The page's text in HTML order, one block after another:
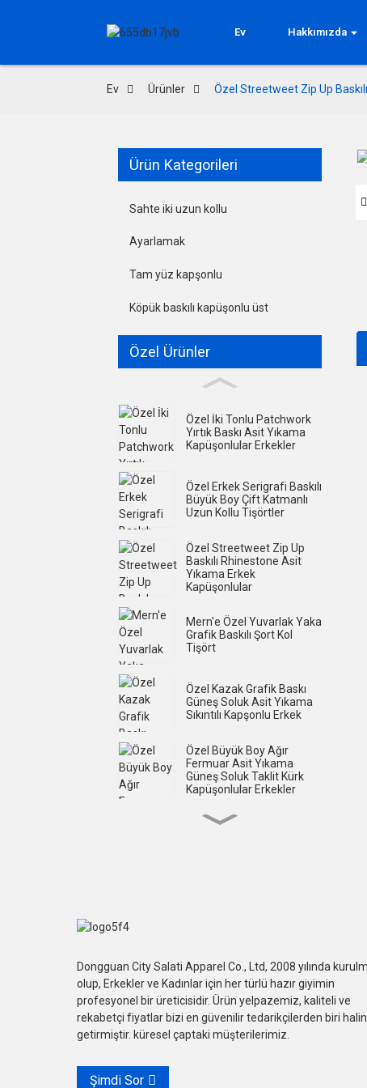
Ev Hakkımızda
Ev Ürünler Özel Streetweet Zip Up
Ürün Kategorileri
Sahte iki uzun kollu
Ayarlamak
Tam yüz kapşonlu
Köpük baskılı kapüşonlu üst
Özel Ürünler
Özel İki Tonlu Patchwork
Yırtık Baskı Asit Yıkama
Kapüşonlular Erkekler
Özel Erkek Serigrafi Baskılı
Büyük Boy Çift Katmanlı
Uzun Kollu Tişörtler
Özel Streetweet Zip Up
Baskılı Rhinestone Asit
Yıkama Erkek
Kapüşonlular
Mern'e Özel Yuvarlak Yaka
Grafik Baskılı Şort Kol
Tişört
Özel Kazak Grafik Baskı
Güneş Soluk Asit Yıkama
Sıkıntılı Kapşonlu Erkek
Özel Büyük Boy Ağır
Fermuar Asit Yıkama
Güneş Soluk Taklit Kürk
Kapüşonlular Erkekler
Özel Asit Yıkama Serigrafi
Erkek Özel Büyük Boy
Serigrafi Baskılı Şort Kol
Tişörtler
Özel Aplike Nakış Asit
Yıkama Çift Katlı Uzun
Loading...
Loading...
Dongguan City Salati Apparel Co., Ltd, 2008 yılında
olup, Erkekler ve Kadınlar için her türlü hazır giyimin
profesyonel bir üreticisidir. Ürün yelpazemiz, kaliteli ve
rekabetçi fiyatlar bizi en güvenilir tedarikçilerden biri
getirmiştir. küresel çaptaki müşterilerimiz.
Şimdi Sor